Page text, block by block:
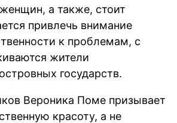
а также, стоит
привлечь внимание
к проблемам, с
жители
государств.
Вероника Поме призывает
красоту, а не